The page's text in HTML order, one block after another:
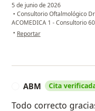
5 de junio de 2026
• Consultorio Oftalmológico
ACOMEDICA 1 - Consultorio
• en opinión del usuario Eduin
Reportar
ABM Cita
Todo correcto